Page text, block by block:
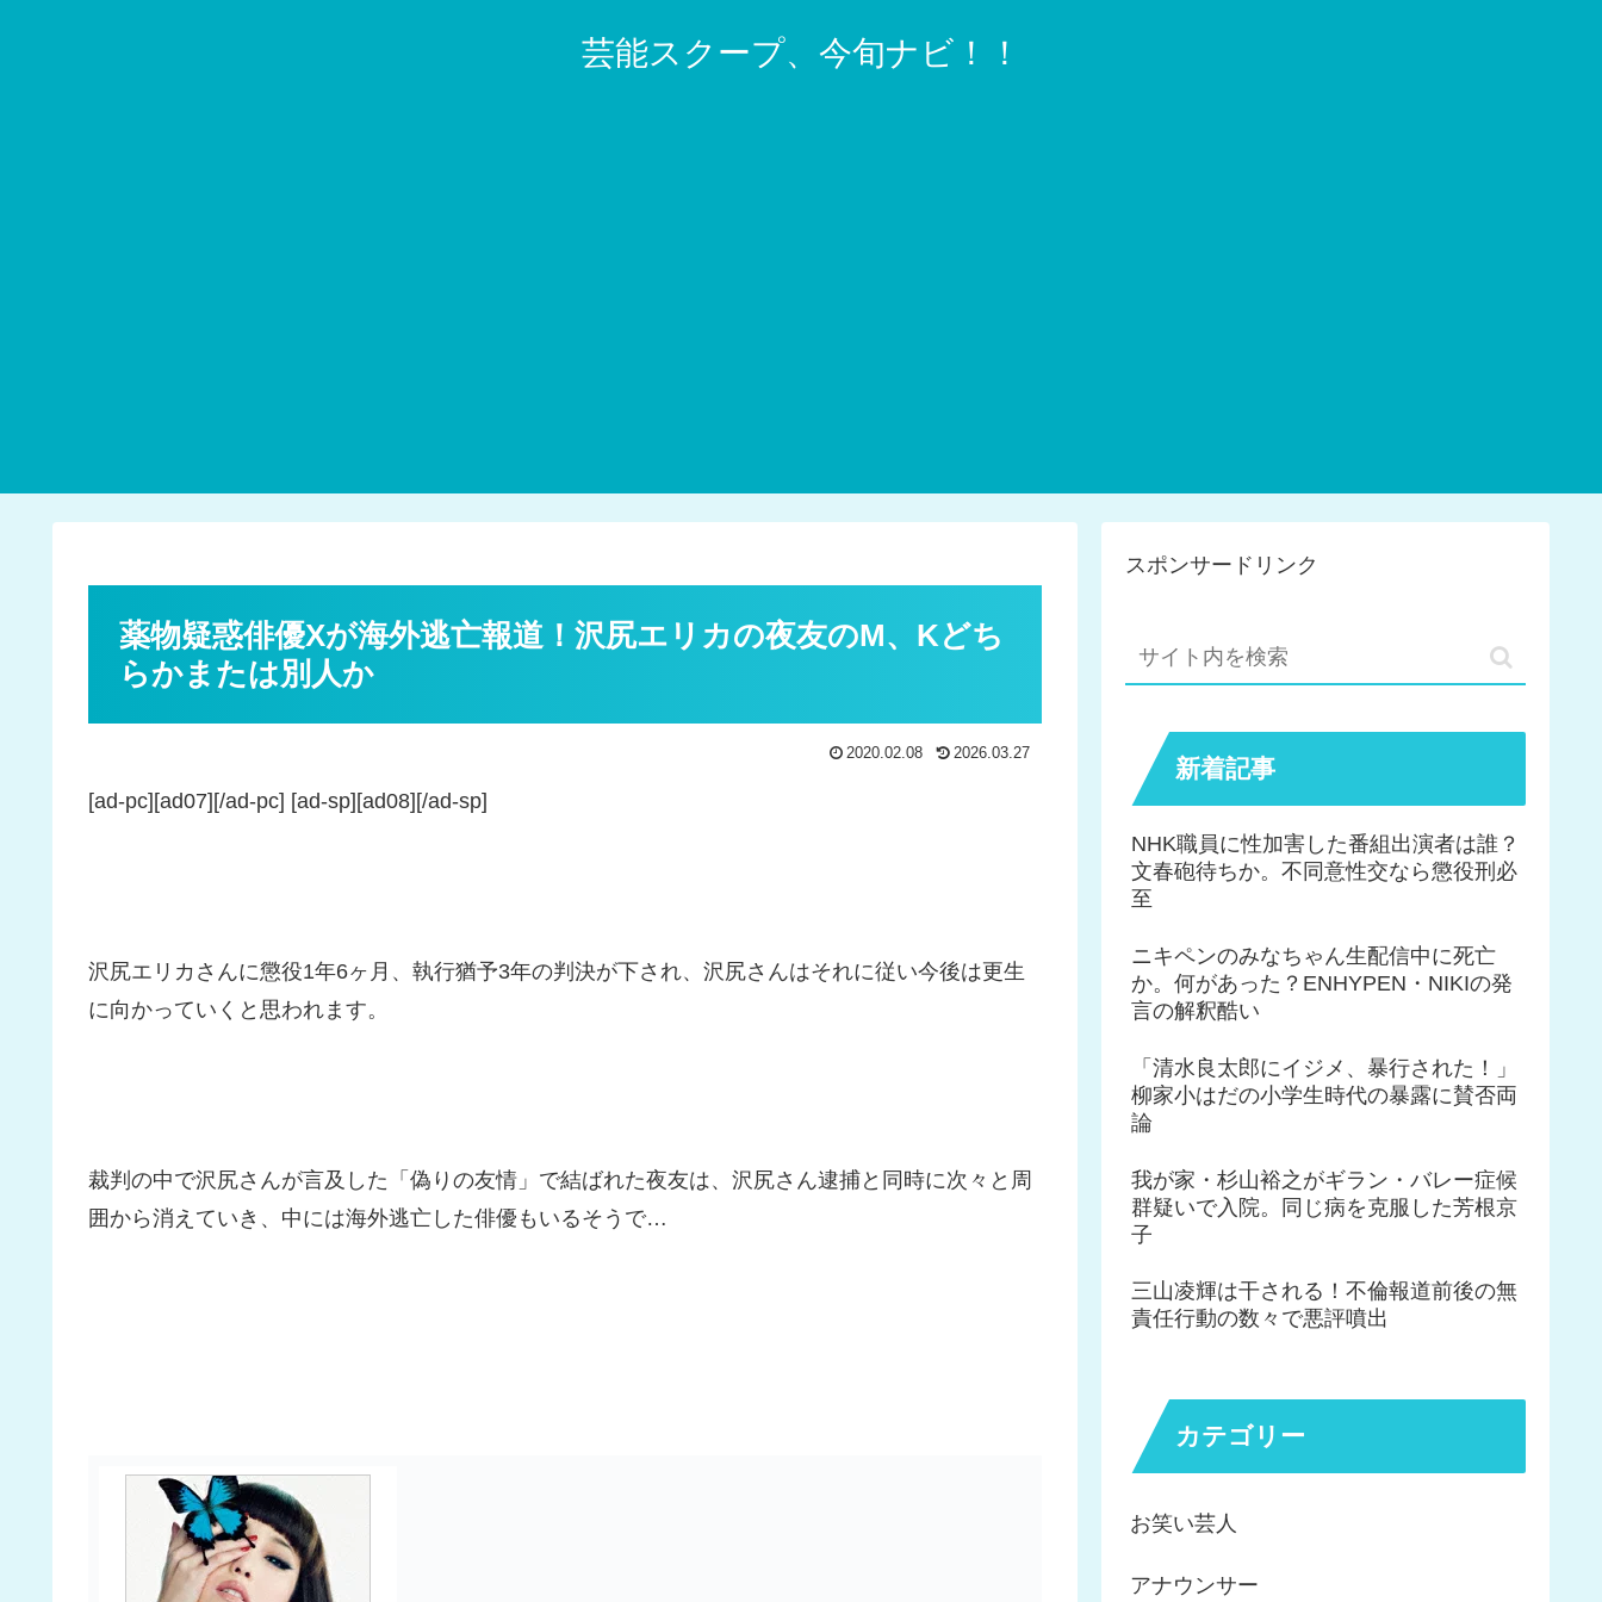
芸能スクープ、今旬ナビ！！
薬物疑惑俳優Xが海外逃亡報道！沢尻エリカの夜友のM、Kどち
らかまたは別人か
2020.02.08 2026.03.27
[ad-pc][ad07][/ad-pc] [ad-sp][ad08][/ad-sp]
沢尻エリカさんに懲役1年6ヶ月、執行猶予3年の判決が下され、沢尻さんはそれに従い今後は更生
に向かっていくと思われます。
裁判の中で沢尻さんが言及した「偽りの友情」で結ばれた夜友は、沢尻さん逮捕と同時に次々と周
囲から消えていき、中には海外逃亡した俳優もいるそうで…
スポンサードリンク
新着記事
NHK職員に性加害した番組出演者は誰？
文春砲待ちか。不同意性交なら懲役刑必
至
ニキペンのみなちゃん生配信中に死亡
か。何があった？ENHYPEN・NIKIの発
言の解釈酷い
「清水良太郎にイジメ、暴行された！」
柳家小はだの小学生時代の暴露に賛否両
論
我が家・杉山裕之がギラン・バレー症候
群疑いで入院。同じ病を克服した芳根京
子
三山凌輝は干される！不倫報道前後の無
責任行動の数々で悪評噴出
カテゴリー
お笑い芸人
アナウンサー